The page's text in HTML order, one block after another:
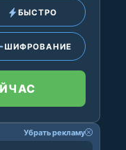
БЫСТРО
ШИФРОВАНИЕ
Убрать рекламу